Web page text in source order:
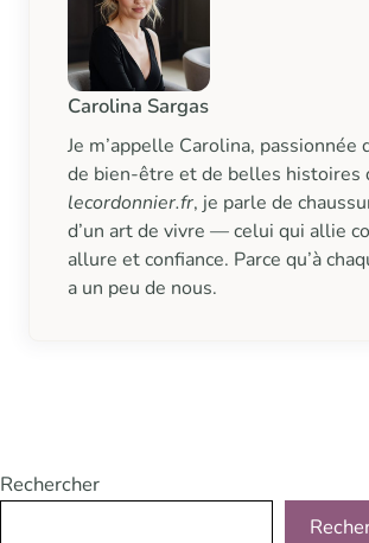
Carolina Sargas
Je m’appelle Carolina, passionnée
de bien-être et de belles histoires
lecordonnier.fr, je parle de
d’un art de vivre — celui qui allie
allure et confiance. Parce qu’à
a un peu de nous.
Rechercher